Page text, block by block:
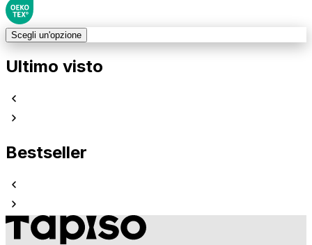
Scegli un'opzione
Ultimo visto
Bestseller